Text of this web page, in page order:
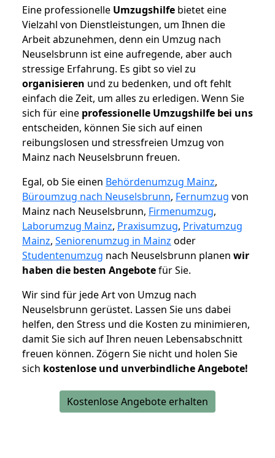
Eine professionelle Umzugshilfe bietet eine
Vielzahl von Dienstleistungen, um Ihnen die
Arbeit abzunehmen, denn ein Umzug nach
Neuselsbrunn ist eine aufregende, aber auch
stressige Erfahrung. Es gibt so viel zu
organisieren und zu bedenken, und oft fehlt
einfach die Zeit, um alles zu erledigen. Wenn Sie
sich für eine professionelle Umzugshilfe bei uns
entscheiden, können Sie sich auf einen
reibungslosen und stressfreien Umzug von
Mainz nach Neuselsbrunn freuen.
Egal, ob Sie einen Behördenumzug Mainz,
Büroumzug nach Neuselsbrunn, Fernumzug von
Mainz nach Neuselsbrunn, Firmenumzug,
Laborumzug Mainz, Praxisumzug, Privatumzug
Mainz, Seniorenumzug in Mainz oder
Studentenumzug nach Neuselsbrunn planen wir
haben die besten Angebotefür Sie.
Wir sind für jede Art von Umzug nach
Neuselsbrunn gerüstet. Lassen Sie uns dabei
helfen, den Stress und die Kosten zu minimieren,
damit Sie sich auf Ihren neuen Lebensabschnitt
freuen können. Zögern Sie nicht und holen Sie
sich kostenlose und unverbindliche Angebote!
Kostenlose Angebote erhalten